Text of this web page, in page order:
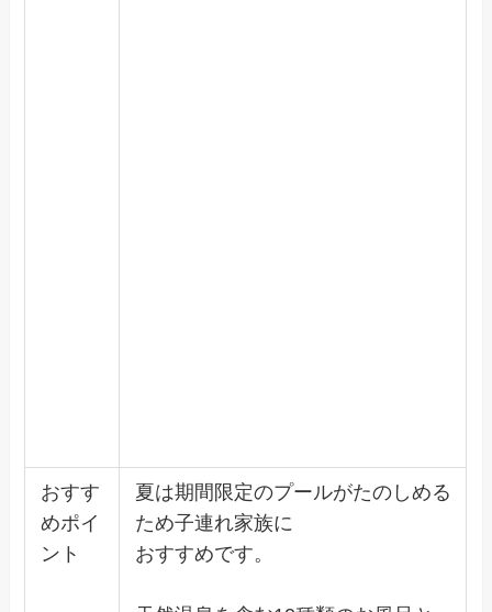
おすす
めポイ
ント
夏は期間限定のプールがたのしめる
ため子連れ家族に
おすすめです。